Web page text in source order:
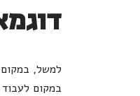
למשל, במקום
במקום